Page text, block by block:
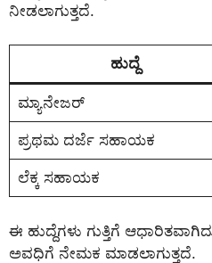
ನೀಡಲಾಗುತ್ತದೆ.
ಹುದ್ದೆ
ಮ್ಯಾನೇಜರ್
ಪ್ರಥಮ ದರ್ಜೆ ಸಹಾಯಕ
ಲೆಕ್ಕ ಸಹಾಯಕ
ಈ ಹುದ್ದೆಗಳು ಗುತ್ತಿಗೆ
ಅವಧಿಗೆ ನೇಮಕ ಮಾಡಲಾಗುತ್ತದೆ.